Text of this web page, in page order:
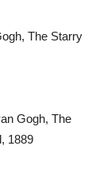
The Starry
Gogh, The
1889